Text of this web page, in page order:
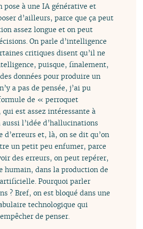
pose à une IA générative et
d’ailleurs, parce que ça peut
assez longue et on peut
On parle d’intelligence
critiques disent qu’il ne
puisque, finalement,
données pour produire un
a pas de pensée, j’ai pu
de « perroquet
est assez intéressante à
l’idée d’hallucinations
d’erreurs et, là, on se dit qu’on
un petit peu enfumer, parce
des erreurs, on peut repérer,
humain, dans la production de
Pourquoi parler
? Bref, on est bloqué dans une
technologique qui
de penser.